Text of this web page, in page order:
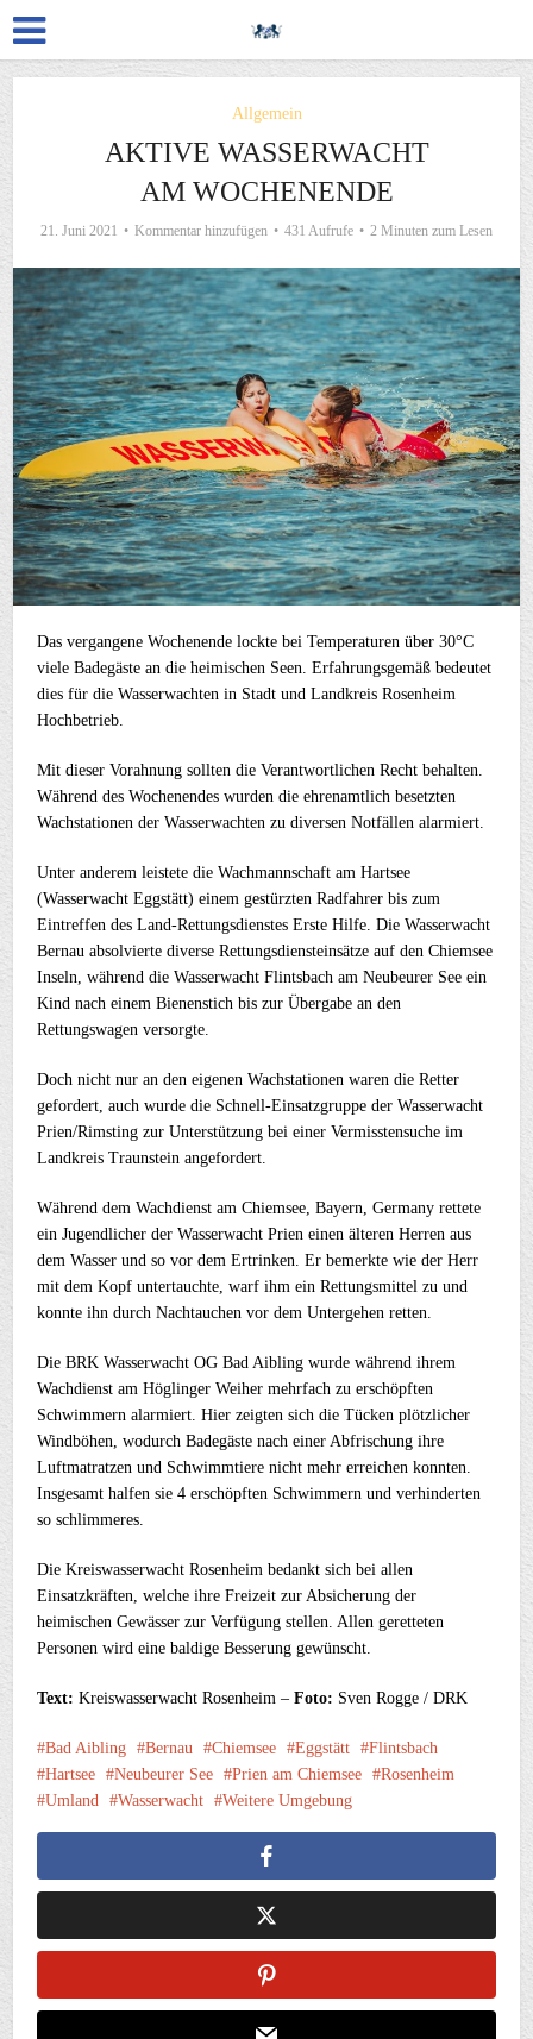
Allgemein
AKTIVE WASSERWACHT
AM WOCHENENDE
21. Juni 2021 Kommentar hinzufügen 431 Aufrufe 2 Minuten zum Lesen
Das vergangene Wochenende lockte bei Temperaturen über 30°C
viele Badegäste an die heimischen Seen. Erfahrungsgemäß bedeutet
dies für die Wasserwachten in Stadt und Landkreis Rosenheim
Hochbetrieb.
Mit dieser Vorahnung sollten die Verantwortlichen Recht behalten.
Während des Wochenendes wurden die ehrenamtlich besetzten
Wachstationen der Wasserwachten zu diversen Notfällen alarmiert.
Unter anderem leistete die Wachmannschaft am Hartsee
(Wasserwacht Eggstätt) einem gestürzten Radfahrer bis zum
Eintreffen des Land-Rettungsdienstes Erste Hilfe. Die Wasserwacht
Bernau absolvierte diverse Rettungsdiensteinsätze auf den Chiemsee
Inseln, während die Wasserwacht Flintsbach am Neubeurer See ein
Kind nach einem Bienenstich bis zur Übergabe an den
Rettungswagen versorgte.
Doch nicht nur an den eigenen Wachstationen waren die Retter
gefordert, auch wurde die Schnell-Einsatzgruppe der Wasserwacht
Prien/Rimsting zur Unterstützung bei einer Vermisstensuche im
Landkreis Traunstein angefordert.
Während dem Wachdienst am Chiemsee, Bayern, Germany rettete
ein Jugendlicher der Wasserwacht Prien einen älteren Herren aus
dem Wasser und so vor dem Ertrinken. Er bemerkte wie der Herr
mit dem Kopf untertauchte, warf ihm ein Rettungsmittel zu und
konnte ihn durch Nachtauchen vor dem Untergehen retten.
Die BRK Wasserwacht OG Bad Aibling wurde während ihrem
Wachdienst am Höglinger Weiher mehrfach zu erschöpften
Schwimmern alarmiert. Hier zeigten sich die Tücken plötzlicher
Windböhen, wodurch Badegäste nach einer Abfrischung ihre
Luftmatratzen und Schwimmtiere nicht mehr erreichen konnten.
Insgesamt halfen sie 4 erschöpften Schwimmern und verhinderten
so schlimmeres.
Die Kreiswasserwacht Rosenheim bedankt sich bei allen
Einsatzkräften, welche ihre Freizeit zur Absicherung der
heimischen Gewässer zur Verfügung stellen. Allen geretteten
Personen wird eine baldige Besserung gewünscht.
Text:Kreiswasserwacht Rosenheim –Foto: Sven Rogge / DRK
Bad Aibling Bernau Chiemsee Eggstätt
Flintsbach
Hartsee
Neubeurer See Prien am Chiemsee
Rosenheim
Umland
Wasserwacht Weitere Umgebung